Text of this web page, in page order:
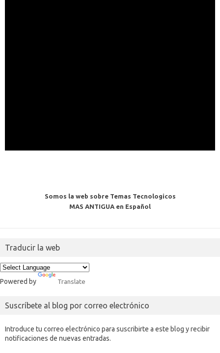
Somos la web sobre Temas Tecnologicos
MAS ANTIGUA en Español
Traducir la web
Powered by Translate
Suscríbete al blog por correo electrónico
Introduce tu correo electrónico para suscribirte a este blog y recibir
notificaciones de nuevas entradas.